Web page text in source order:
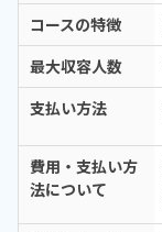
コースの特徴
最大収容人数
支払い方法
費用・支払い方
法について